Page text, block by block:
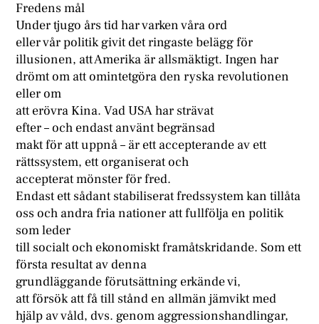
Fredens mål
Under tjugo års tid har varken våra ord
eller vår politik givit det ringaste belägg för
illusionen, att Amerika är allsmäktigt. Ingen har
drömt om att omintetgöra den ryska revolutionen
eller om
att erövra Kina. Vad USA har strävat
efter – och endast använt begränsad
makt för att uppnå – är ett accepterande av ett
rättssystem, ett organiserat och
accepterat mönster för fred.
Endast ett sådant stabiliserat fredssystem kan tillåta
oss och andra fria nationer att fullfölja en politik
som leder
till socialt och ekonomiskt framåtskridande. Som ett
första resultat av denna
grundläggande förutsättning erkände vi,
att försök att få till stånd en allmän jämvikt med
hjälp av våld, dvs. genom aggressionshandlingar,